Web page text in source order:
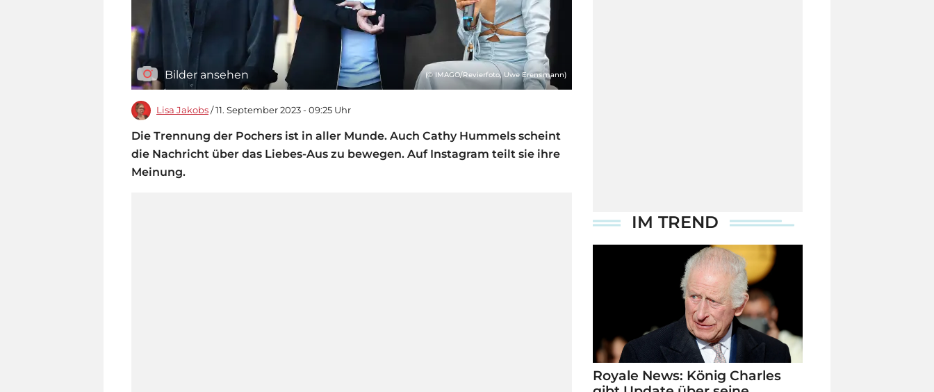
Bilder ansehen (© IMAGO/Revierfoto, Uwe Erensmann)
Lisa Jakobs / 11. September 2023 - 09:25 Uhr
Die Trennung der Pochers ist in aller Munde. Auch Cathy Hummels scheint
die Nachricht über das Liebes-Aus zu bewegen. Auf Instagram teilt sie ihre
Meinung.
IM TREND
Royale News: König Charles